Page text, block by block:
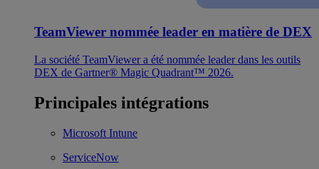
TeamViewer nommée leader en matière de DEX
La société TeamViewer a été nommée leader dans les outils
DEX de Gartner® Magic Quadrant™ 2026.
Principales intégrations
Microsoft Intune
ServiceNow